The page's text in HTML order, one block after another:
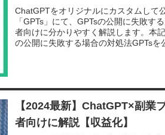
ChatGPTをオリジナルにカスタムして
「GPTs」にて、GPTsの公開に失敗す
者向けに分かりやすく解説します。本
の公開に失敗する場合の対処法GPTsを
【2024最新】ChatGPT×副業
者向けに解説【収益化】